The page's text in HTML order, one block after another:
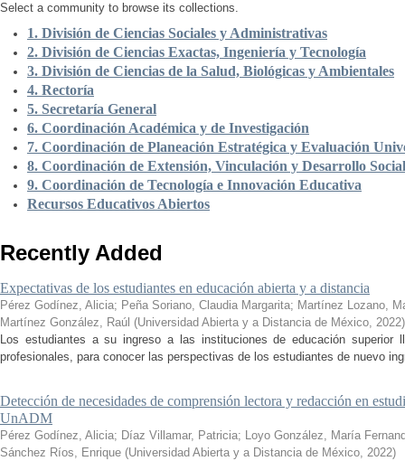
Select a community to browse its collections.
1. División de Ciencias Sociales y Administrativas
2. División de Ciencias Exactas, Ingeniería y Tecnología
3. División de Ciencias de la Salud, Biológicas y Ambientales
4. Rectoría
5. Secretaría General
6. Coordinación Académica y de Investigación
7. Coordinación de Planeación Estratégica y Evaluación
8. Coordinación de Extensión, Vinculación y Desarrollo Social
9. Coordinación de Tecnología e Innovación Educativa
Recursos Educativos Abiertos
Recently Added
Expectativas de los estudiantes en educación abierta y a distancia
Pérez Godínez, Alicia; Peña Soriano, Claudia Margarita; Martínez Lozano,
Martínez González, Raúl (Universidad Abierta y a Distancia de México, 2022)
Los estudiantes a su ingreso a las instituciones de educación superior
profesionales, para conocer las perspectivas de los estudiantes de nuevo
Detección de necesidades de comprensión lectora y redacción en
UnADM
Pérez Godínez, Alicia; Díaz Villamar, Patricia; Loyo González, María
Sánchez Ríos, Enrique (Universidad Abierta y a Distancia de México, 2022)